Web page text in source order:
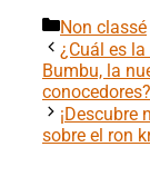
Categorías
Non classé
¿Cuál es
Bumbu, la
conocedores?
¡Descubre
sobre el ron